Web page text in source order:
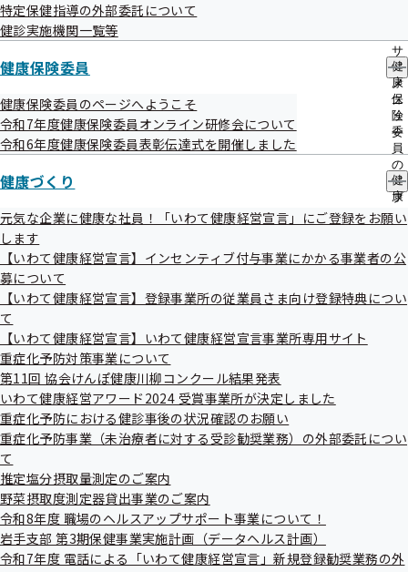
サ
ブ
メ
ニ
ュ
ー
特定保健指導の外部委託について
健診実施機関一覧等
健康保険委員
健
康
保
険
委
員
の
サ
ブ
メ
ー
健康保険委員のページへようこそ
令和7年度健康保険委員オンライン研修会について
令和6年度健康保険委員表彰伝達式を開催しました
健康づくり
健
康
づ
く
の
ブ
元気な企業に健康な社員！「いわて健康経営宣言」にご登録をお願い
します
【いわて健康経営宣言】インセンティブ付与事業にかかる事業者の公
募について
【いわて健康経営宣言】登録事業所の従業員さま向け登録特典につい
て
【いわて健康経営宣言】いわて健康経営宣言事業所専用サイト
重症化予防対策事業について
第11回 協会けんぽ健康川柳コンクール結果発表
いわて健康経営アワード2024 受賞事業所が決定しました
重症化予防における健診事後の状況確認のお願い
重症化予防事業（未治療者に対する受診勧奨業務）の外部委託につい
て
推定塩分摂取量測定のご案内
野菜摂取度測定器貸出事業のご案内
令和8年度 職場のヘルスアップサポート事業について！
岩手支部 第3期保健事業実施計画（データヘルス計画）
令和7年度 電話による「いわて健康経営宣言」新規登録勧奨業務の外
協会けんぽ岩手支部における医療費、健診結果等の分析結果
やジェネリック医薬品使用割合等についてお知らせします。
岩手支部の適用情報、保険給付費
事業所数・被保険者数・被扶養者数・標準報酬月額の推
移（令和8年5月19日更新）
保険給付費・一人当たり医療費の推移（令和8年5月19日
更新）
傷病手当金に関する分析(令和元年9月18日更新)
ジェネリック医薬品使用状況